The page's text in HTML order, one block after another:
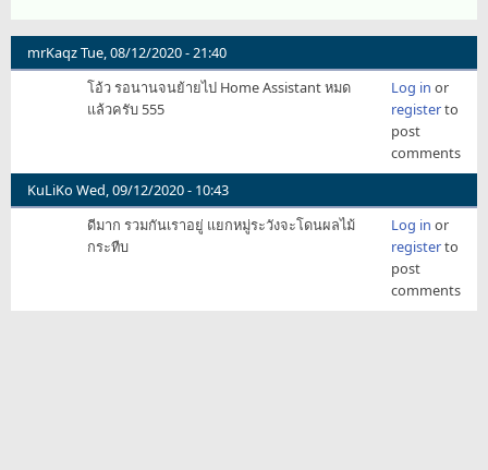
mrKaqzTue, 08/12/2020 - 21:40
โอ้ว รอนานจนย้ายไป Home Assistant หมด
แล้วครับ 555
Log in or
registerto
post
comments
KuLiKo Wed, 09/12/2020 - 10:43
ดีมาก รวมกันเราอยู่ แยกหมู่ระวังจะโดนผลไม้
กระทืบ
Log in or
registerto
post
comments